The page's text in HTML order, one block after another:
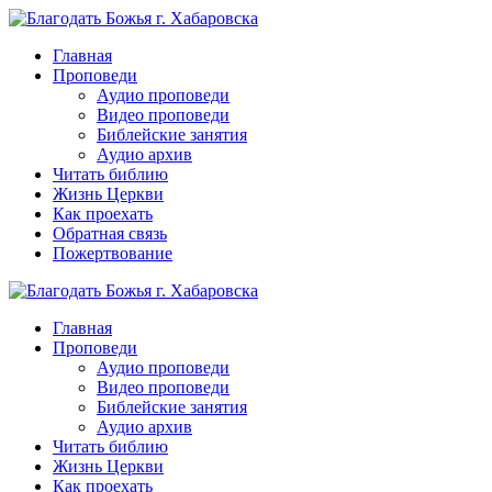
Перейти
контентуГлавная
Проповеди
Аудио проповеди
Видео проповеди
Библейские занятия
Аудио архив
Читать библию
Жизнь Церкви
Как проехать
Обратная связь
Пожертвование
Главная
Проповеди
Аудио проповеди
Видео проповеди
Библейские занятия
Аудио архив
Читать библию
Жизнь Церкви
Как проехать